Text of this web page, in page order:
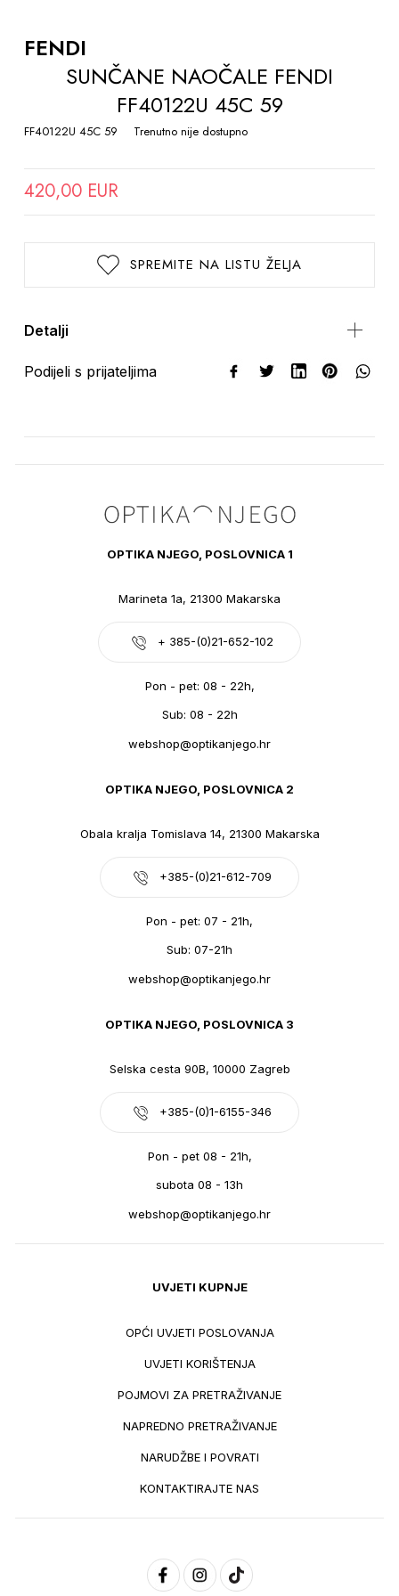
THE
BEGINNING
GALLERY
FENDI
SUNČANE NAOČALE FENDI
FF40122U 45C 59
FF40122U 45C 59 Trenutno nije dostupno
420,00 EUR
SPREMITE NA LISTU ŽELJA
Detalji
Podijeli s prijateljima
OPTIKA NJEGO, POSLOVNICA 1
Marineta 1a, 21300 Makarska
+ 385-(0)21-652-102
Pon - pet: 08 - 22h,
Sub: 08 - 22h
webshop@optikanjego.hr
OPTIKA NJEGO, POSLOVNICA 2
Obala kralja Tomislava 14, 21300 Makarska
+385-(0)21-612-709
Pon - pet: 07 - 21h,
Sub: 07-21h
webshop@optikanjego.hr
OPTIKA NJEGO, POSLOVNICA 3
Selska cesta 90B, 10000 Zagreb
+385-(0)1-6155-346
Pon - pet 08 - 21h,
subota 08 - 13h
webshop@optikanjego.hr
UVJETI KUPNJE
OPĆI UVJETI POSLOVANJA
UVJETI KORIŠTENJA
POJMOVI ZA PRETRAŽIVANJE
NAPREDNO PRETRAŽIVANJE
NARUDŽBE I POVRATI
KONTAKTIRAJTE NAS